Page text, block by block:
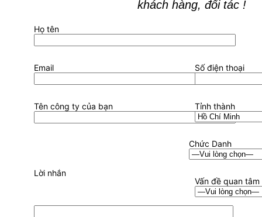
khách hàng, đối tác !
Họ tên
Email Số điện thoại
Tên công ty của bạn Tỉnh thành
Chức Danh
Vấn đề quan tâm
Lời nhắn